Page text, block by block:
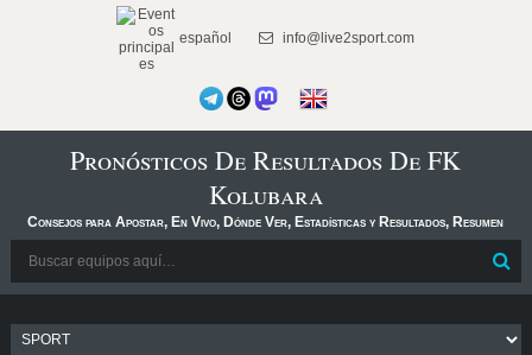
español info@live2sport.com
Pronósticos De Resultados De FK
Kolubara
Consejos para Apostar, En Vivo, Dónde Ver, Estadísticas y Resultados, Resumen